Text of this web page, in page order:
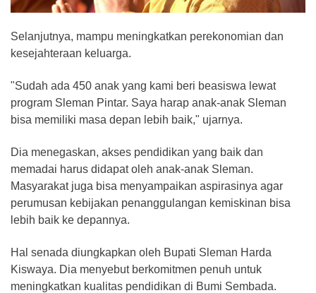
Selanjutnya, mampu meningkatkan perekonomian dan
kesejahteraan keluarga.
"Sudah ada 450 anak yang kami beri beasiswa lewat
program Sleman Pintar. Saya harap anak-anak Sleman
bisa memiliki masa depan lebih baik," ujarnya.
Dia menegaskan, akses pendidikan yang baik dan
memadai harus didapat oleh anak-anak Sleman.
Masyarakat juga bisa menyampaikan aspirasinya agar
perumusan kebijakan penanggulangan kemiskinan bisa
lebih baik ke depannya.
Hal senada diungkapkan oleh Bupati Sleman Harda
Kiswaya. Dia menyebut berkomitmen penuh untuk
meningkatkan kualitas pendidikan di Bumi Sembada.